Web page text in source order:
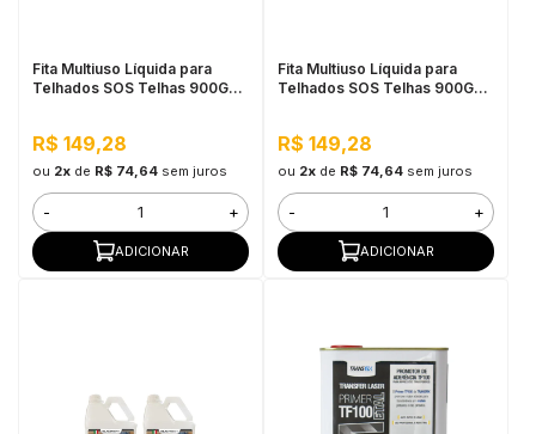
Fita Multiuso Líquida para
Telhados SOS Telhas 900G
R$ 149,28
ou 2xde R$ 74,64 sem juros
- +
ADICIONAR
Fita Multiuso Líquida para
Telhados SOS Telhas 900G
R$ 149,28
ou 2xde R$ 74,64 sem juros
- +
ADICIONAR